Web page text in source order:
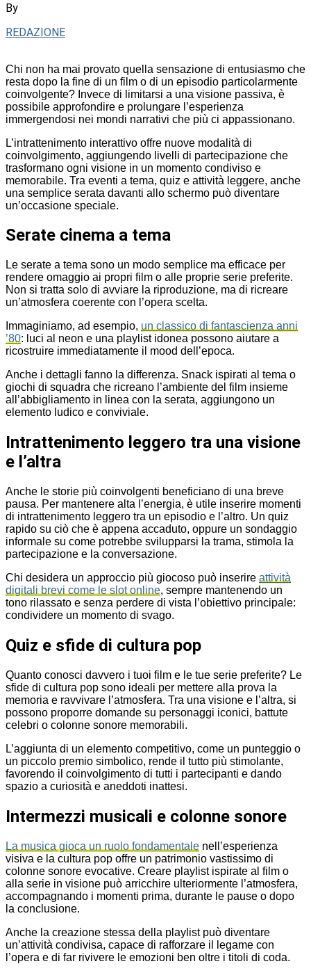
By
REDAZIONE
Chi non ha mai provato quella sensazione di entusiasmo che
resta dopo la fine di un film o di un episodio particolarmente
coinvolgente? Invece di limitarsi a una visione passiva, è
possibile approfondire e prolungare l’esperienza
immergendosi nei mondi narrativi che più ci appassionano.
L’intrattenimento interattivo offre nuove modalità di
coinvolgimento, aggiungendo livelli di partecipazione che
trasformano ogni visione in un momento condiviso e
memorabile. Tra eventi a tema, quiz e attività leggere, anche
una semplice serata davanti allo schermo può diventare
un’occasione speciale.
Serate cinema a tema
Le serate a tema sono un modo semplice ma efficace per
rendere omaggio ai propri film o alle proprie serie preferite.
Non si tratta solo di avviare la riproduzione, ma di ricreare
un’atmosfera coerente con l’opera scelta.
Immaginiamo, ad esempio, un classico di fantascienza anni
’80: luci al neon e una playlist idonea possono aiutare a
ricostruire immediatamente il mood dell’epoca.
Anche i dettagli fanno la differenza. Snack ispirati al tema o
giochi di squadra che ricreano l’ambiente del film insieme
all’abbigliamento in linea con la serata, aggiungono un
elemento ludico e conviviale.
Intrattenimento leggero tra una visione
e l’altra
Anche le storie più coinvolgenti beneficiano di una breve
pausa. Per mantenere alta l’energia, è utile inserire momenti
di intrattenimento leggero tra un episodio e l’altro. Un quiz
rapido su ciò che è appena accaduto, oppure un sondaggio
informale su come potrebbe svilupparsi la trama, stimola la
partecipazione e la conversazione.
Chi desidera un approccio più giocoso può inserire attività
digitali brevi come le slot online, sempre mantenendo un
tono rilassato e senza perdere di vista l’obiettivo principale:
condividere un momento di svago.
Quiz e sfide di cultura pop
Quanto conosci davvero i tuoi film e le tue serie preferite? Le
sfide di cultura pop sono ideali per mettere alla prova la
memoria e ravvivare l’atmosfera. Tra una visione e l’altra, si
possono proporre domande su personaggi iconici, battute
celebri o colonne sonore memorabili.
L’aggiunta di un elemento competitivo, come un punteggio o
un piccolo premio simbolico, rende il tutto più stimolante,
favorendo il coinvolgimento di tutti i partecipanti e dando
spazio a curiosità e aneddoti inattesi.
Intermezzi musicali e colonne sonore
La musica gioca un ruolo fondamentale nell’esperienza
visiva e la cultura pop offre un patrimonio vastissimo di
colonne sonore evocative. Creare playlist ispirate al film o
alla serie in visione può arricchire ulteriormente l’atmosfera,
accompagnando i momenti prima, durante le pause o dopo
la conclusione.
Anche la creazione stessa della playlist può diventare
un’attività condivisa, capace di rafforzare il legame con
l’opera e di far rivivere le emozioni ben oltre i titoli di coda.